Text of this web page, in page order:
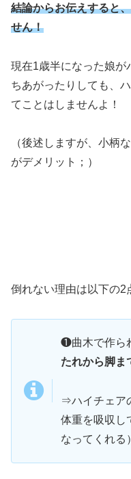
結論からお伝えすると
せん！
現在1歳半になった娘が
ちあがったりしても、
てことはしませんよ！
（後述しますが、小柄
がデメリット；）
倒れない理由は以下の2
❶曲木で作ら
たれから脚ま
⇒ハイチェア
体重を吸収し
なってくれる）